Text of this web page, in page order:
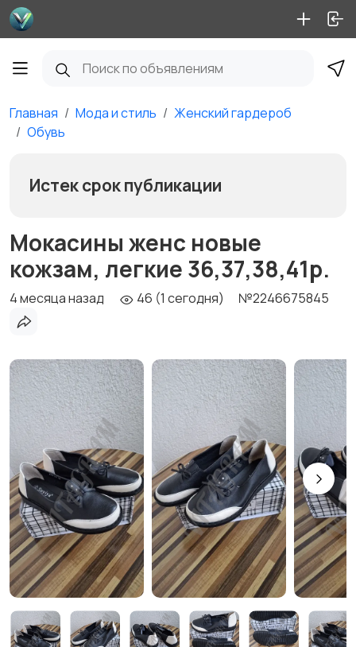
Главная Мода и стиль
Женский гардероб
Обувь
Истек срок публикации
Мокасины женс новые
кожзам, легкие 36,37,38,41р.
4 месяца назад 46 (1 сегодня) №2246675845